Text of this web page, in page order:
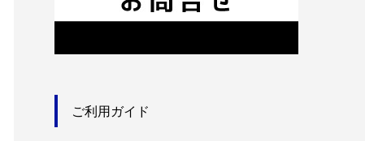
ご利用ガイド